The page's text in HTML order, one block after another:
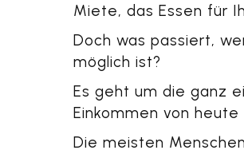
Miete, das Essen für
Doch was passiert,
möglich ist?
Es geht um die ganz
Einkommen von
Die meisten